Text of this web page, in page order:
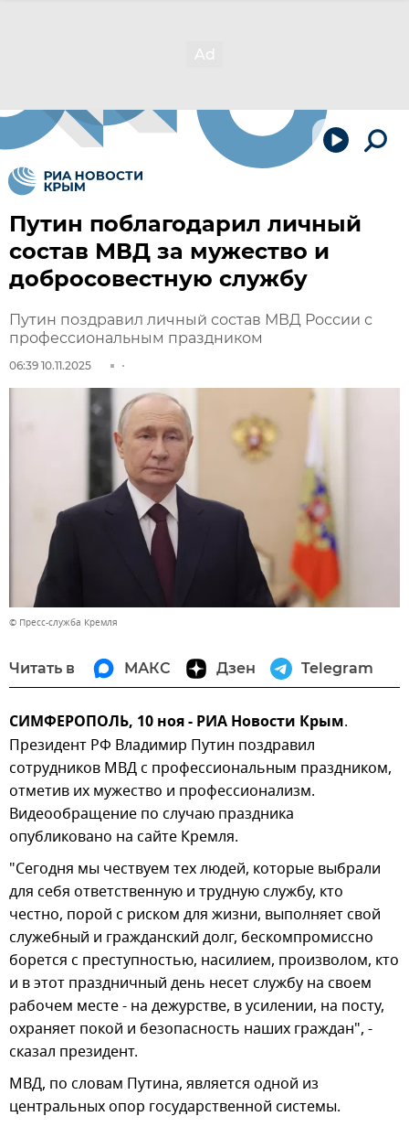
Путин поблагодарил личный
состав МВД за мужество и
добросовестную службу
Путин поздравил личный состав МВД России с
профессиональным праздником
06:39 10.11.2025
© Пресс-служба Кремля
Читать в МАКС Дзен Telegram
СИМФЕРОПОЛЬ, 10 ноя - РИА Новости Крым.
Президент РФ Владимир Путин поздравил
сотрудников МВД с профессиональным праздником,
отметив их мужество и профессионализм.
Видеообращение по случаю праздника
опубликовано на сайте Кремля.
"Сегодня мы чествуем тех людей, которые выбрали
для себя ответственную и трудную службу, кто
честно, порой с риском для жизни, выполняет свой
служебный и гражданский долг, бескомпромиссно
борется с преступностью, насилием, произволом, кто
и в этот праздничный день несет службу на своем
рабочем месте - на дежурстве, в усилении, на посту,
охраняет покой и безопасность наших граждан", -
сказал президент.
МВД, по словам Путина, является одной из
центральных опор государственной системы.